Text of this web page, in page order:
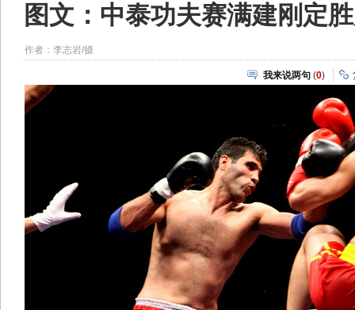
图文：中泰功夫赛满建刚定
作者：李志岩/摄
我来说两句 (0)